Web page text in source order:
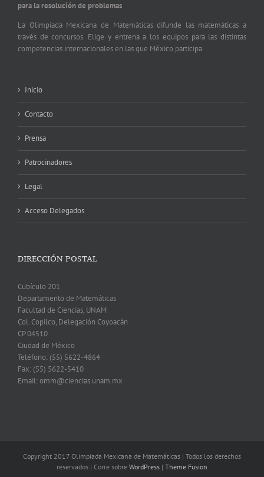
para la resolución de problemas
La Olimpiada Mexicana de Matemáticas difunde las matemáticas a
través de concursos. Elige y entrena a los equipos para las distintas
competencias internacionales en las que México participa.
Inicio
Contacto
Prensa
Patrocinadores
Legal
Acceso Delegados
DIRECCIÓN POSTAL
Cubículo 201
Departamento de Matemáticas
Facultad de Ciencias, UNAM
Col. Copilco, Delegación Coyoacán
CP 04510
Ciudad de México
Teléfono: (55) 5622-4864
Fax: (55) 5622-5410
Email: omm@ciencias.unam.mx
Copyright 2017 Olimpiada Mexicana de Matemáticas | Todos los derechos
reservados | Corre sobre WordPress | Theme Fusion